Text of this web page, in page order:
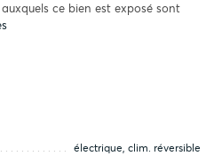
ce bien est exposé sont
électrique, clim. réversible